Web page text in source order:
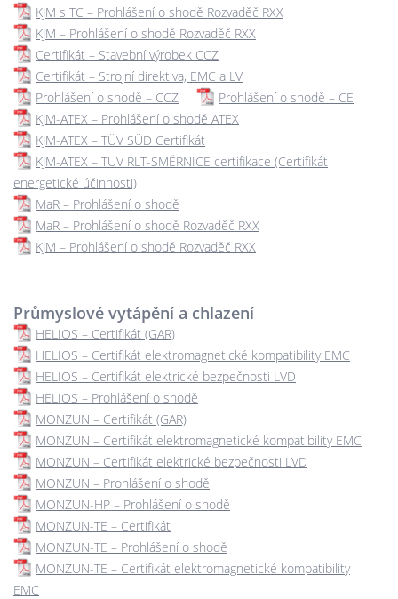
KJM s TC – Prohlášení o shodě Rozvaděč RXX
KJM – Prohlášení o shodě Rozvaděč RXX
Certifikát – Stavební výrobek CCZ
Certifikát – Strojní direktiva, EMC a LV
Prohlášení o shodě – CCZ
Prohlášení o shodě – CE
KJM-ATEX – Prohlášení o shodě ATEX
KJM-ATEX – TÜV SÜD Certifikát
KJM-ATEX – TÜV RLT-SMĚRNICE certifikace (Certifikát
energetické účinnosti)
MaR – Prohlášení o shodě
MaR – Prohlášení o shodě Rozvaděč RXX
KJM – Prohlášení o shodě Rozvaděč RXX
Průmyslové vytápění a chlazení
HELIOS – Certifikát (GAR)
HELIOS – Certifikát elektromagnetické kompatibility EMC
HELIOS – Certifikát elektrické bezpečnosti LVD
HELIOS – Prohlášení o shodě
MONZUN – Certifikát (GAR)
MONZUN – Certifikát elektromagnetické kompatibility EMC
MONZUN – Certifikát elektrické bezpečnosti LVD
MONZUN – Prohlášení o shodě
MONZUN-HP – Prohlášení o shodě
MONZUN-TE – Certifikát
MONZUN-TE – Prohlášení o shodě
MONZUN-TE – Certifikát elektromagnetické kompatibility
EMC